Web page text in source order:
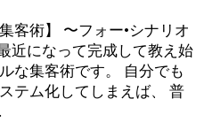
客術】 〜フォー•シナリオ
になって完成して教え始
な集客術です。 自分でも
テム化してしまえば、 普